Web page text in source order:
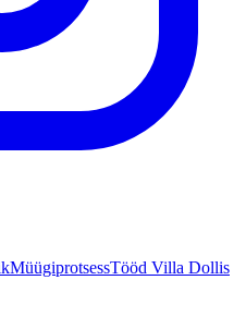
MüügiprotsessTööd Villa Dollis